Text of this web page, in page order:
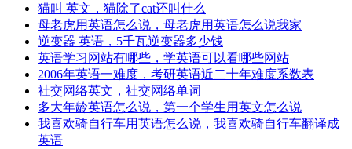
猫叫 英文，猫除了cat还叫什么
母老虎用英语怎么说，母老虎用英语怎么说我家
逆变器 英语，5千瓦逆变器多少钱
英语学习网站有哪些，学英语可以看哪些网站
2006年英语一难度，考研英语近二十年难度系数表
社交网络英文，社交网络单词
多大年龄英语怎么说，第一个学生用英文怎么说
我喜欢骑自行车用英语怎么说，我喜欢骑自行车翻译成
英语